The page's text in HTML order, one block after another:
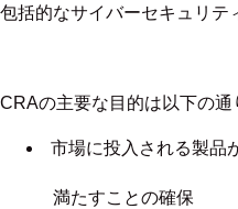
包括的なサイバーセキュリテ
CRAの主要な目的は以下の通
市場に投入される製品
満たすことの確保